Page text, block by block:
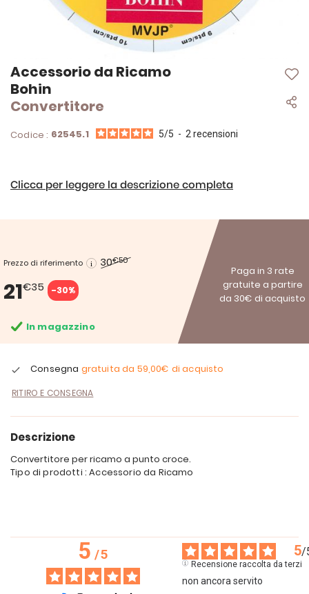
Accessorio da Ricamo
Bohin
Convertitore
Codice : 62545.1 5/5 - 2 recensioni
Clicca per leggere la descrizione completa
Prezzo di riferimento 30€50
21€35 -30%
Paga in 3 rate
gratuite a partire
da 30€ di acquisto
In magazzino
Consegna gratuita da 59,00€ di acquisto
RITIRO E CONSEGNA
Vai
all'inizio
della
galleria
immagini
Descrizione
Convertitore per ricamo a punto croce.
Tipo di prodotti : Accessorio da Ricamo
5/5 5/
Recensione raccolta da terzi
non ancora servito